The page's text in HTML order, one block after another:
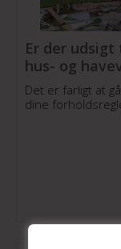
Er der
hus- og
Det er farligt at
dine